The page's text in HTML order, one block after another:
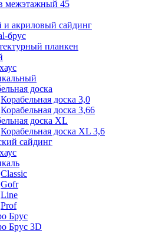
межэтажный 45
акриловый сайдинг
брус
планкен
доска
Корабельная доска 3,0
Корабельная доска 3,66
доска XL
Корабельная доска XL 3,6
сайдинг
Classic
Gofr
Line
Prof
Брус
Брус 3D